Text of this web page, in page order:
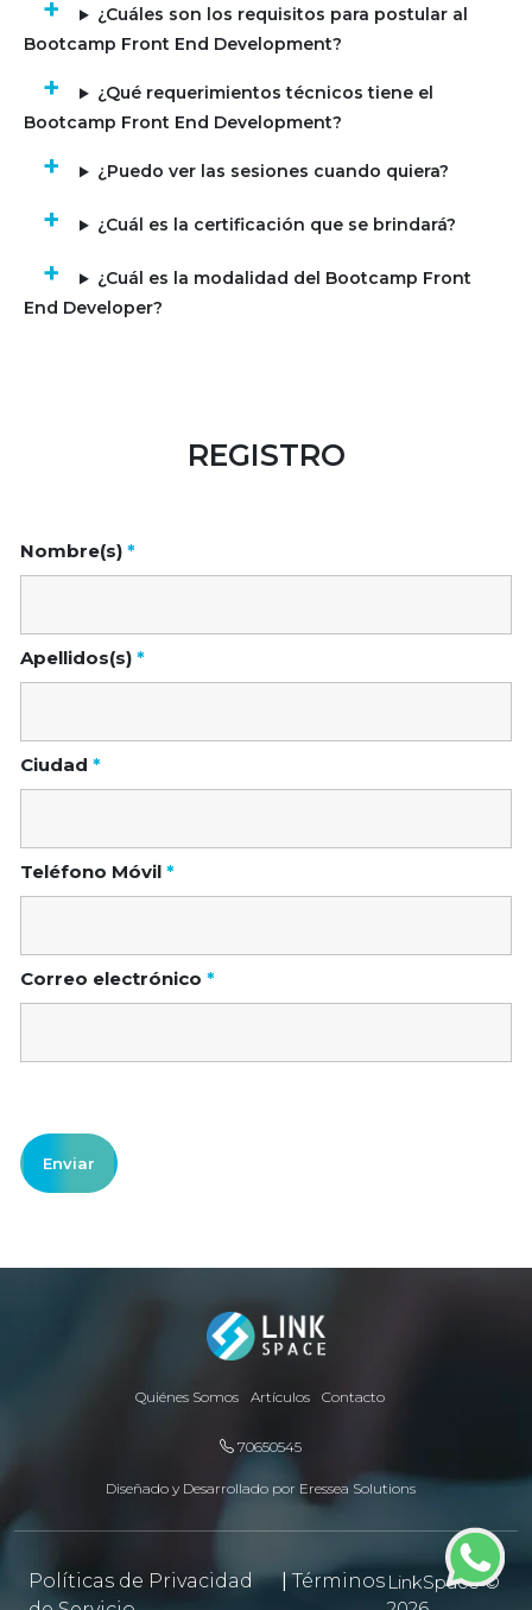
¿Cuáles son los requisitos para postular al
Bootcamp Front End Development?
¿Qué requerimientos técnicos tiene el
Bootcamp Front End Development?
¿Puedo ver las sesiones cuando quiera?
¿Cuál es la certificación que se brindará?
¿Cuál es la modalidad del Bootcamp Front
End Developer?
REGISTRO
Nombre(s) *
Apellidos(s) *
Ciudad *
Teléfono Móvil *
Correo electrónico *
Quiénes Somos Artículos Contacto
70650545
Diseñado y Desarrollado por Eressea Solutions
Políticas de Privacidad |Términos LinkSpace ©